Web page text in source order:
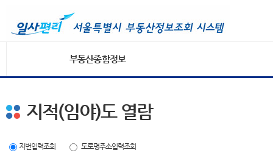
부동산종합정보
지적(임야)도 열람
지번입력조회 도로명주소입력조회